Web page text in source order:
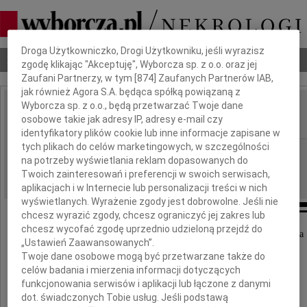
Nekrologi Odeszli Poradnik pogrzebowy
IMIĘ I NAZWISKO: Teresa Holwek
REGION: Łódź
DATA EMISJI: 24.04.2026
20 kwietnia 2026 roku, w wieku 90 lat, zmarła
Dbamy o Twoją prywatność
Droga Użytkowniczko, Drogi Użytkowniku, jeśli wyrazisz
zgodę klikając "Akceptuję", Wyborcza sp. z o.o. oraz jej
Zaufani Partnerzy, w tym [874 ] Zaufanych Partnerów IAB,
jak również Agora S.A. będąca spółką powiązaną z
Wyborcza sp. z o.o., będą przetwarzać Twoje dane
osobowe takie jak adresy IP, adresy e-mail czy
identyfikatory plików cookie lub inne informacje zapisane w
tych plikach do celów marketingowych, w szczególności
na potrzeby wyświetlania reklam dopasowanych do
Twoich zainteresowań i preferencji w swoich serwisach,
aplikacjach i w Internecie lub personalizacji treści w nich
wyświetlanych. Wyrażenie zgody jest dobrowolne. Jeśli nie
chcesz wyrazić zgody, chcesz ograniczyć jej zakres lub
chcesz wycofać zgodę uprzednio udzieloną przejdź do
„Ustawień Zaawansowanych”.
Twoje dane osobowe mogą być przetwarzane także do
celów badania i mierzenia informacji dotyczących
funkcjonowania serwisów i aplikacji lub łączone z danymi
dot. świadczonych Tobie usług. Jeśli podstawą